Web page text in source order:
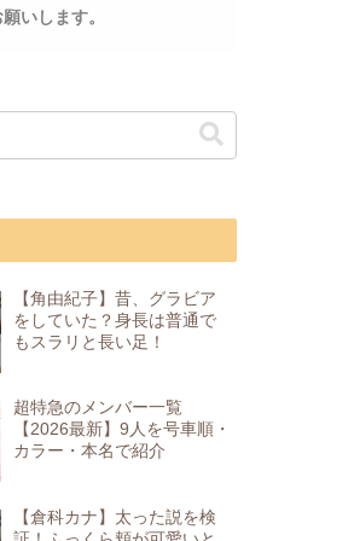
いします。
【角由紀子】昔、グラビア
をしていた？身長は普通で
もスラリと長い足！
超特急のメンバー一覧
【2026最新】9人を号車順・
カラー・本名で紹介
【倉科カナ】太った説を検